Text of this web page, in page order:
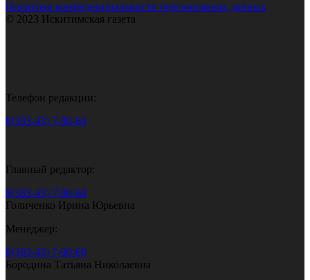
Политика конфиденциальности персональных данных
© 2023 Искитимская газета
Телефон редакции:
8(383-43) 7-90-60
Главный редактор:
8(383-43) 7-90-60
Голиченко Ирина Юрьевна
Менеджер:
8(383-43) 7-90-60
Бородина Татьяна Николаевна